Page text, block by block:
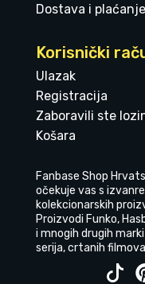
Dostava i plaćanje
Korisnički
Ulazak
Registracija
Zaboravili ste
Košara
Fanbase Shop
očekuje vas s
kolekcionarskih
Proizvodi Funko,
i mnogih drugih
serija, crtanih